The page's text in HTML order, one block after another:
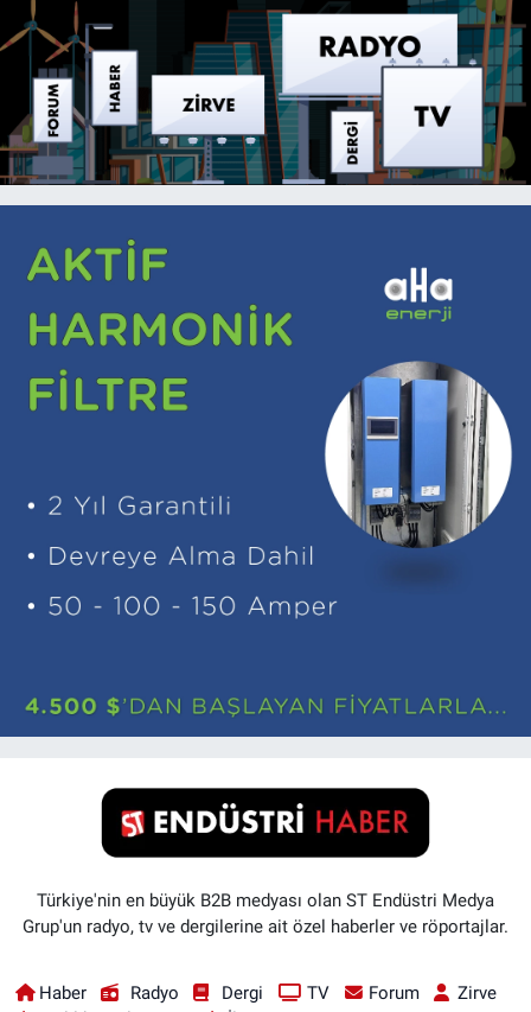
Türkiye'nin en büyük B2B medyası olan ST Endüstri Medya
Grup'un radyo, tv ve dergilerine ait özel haberler ve röportajlar.
Haber Radyo Dergi TV Forum
Zirve